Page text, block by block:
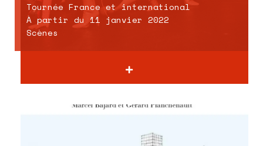
Tournée France et international
À partir du 11 janvier 2022
Scènes